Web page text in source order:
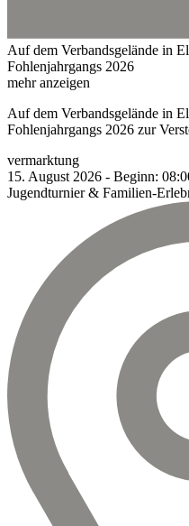
Auf dem Verbandsgelände in
Fohlenjahrgangs 2026
mehr anzeigen
Auf dem Verbandsgelände in
Fohlenjahrgangs 2026 zur
vermarktung
15. August 2026 - Beginn:
Jugendturnier & Familien-